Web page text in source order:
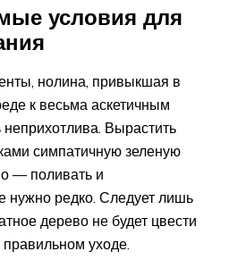
условия для
нолина, привыкшая в
к весьма аскетичным
Вырастить
симпатичную зеленую
— поливать и
нужно редко. Следует лишь
дерево не будет цвести
уходе.